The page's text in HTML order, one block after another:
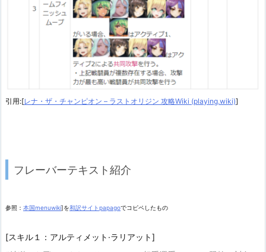
引用:[レナ・ザ・チャンピオン – ラストオリジン 攻略Wiki (playing.wiki)]
フレーバーテキスト紹介
参照： 本国menuwiki]を和訳サイトpapagoでコピペしたもの
[スキル１：アルティメット·ラリアット]